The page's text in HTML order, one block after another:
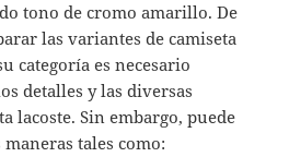
tono de cromo amarillo. De
las variantes de camiseta
categoría es necesario
detalles y las diversas
lacoste. Sin embargo, puede
tales como: